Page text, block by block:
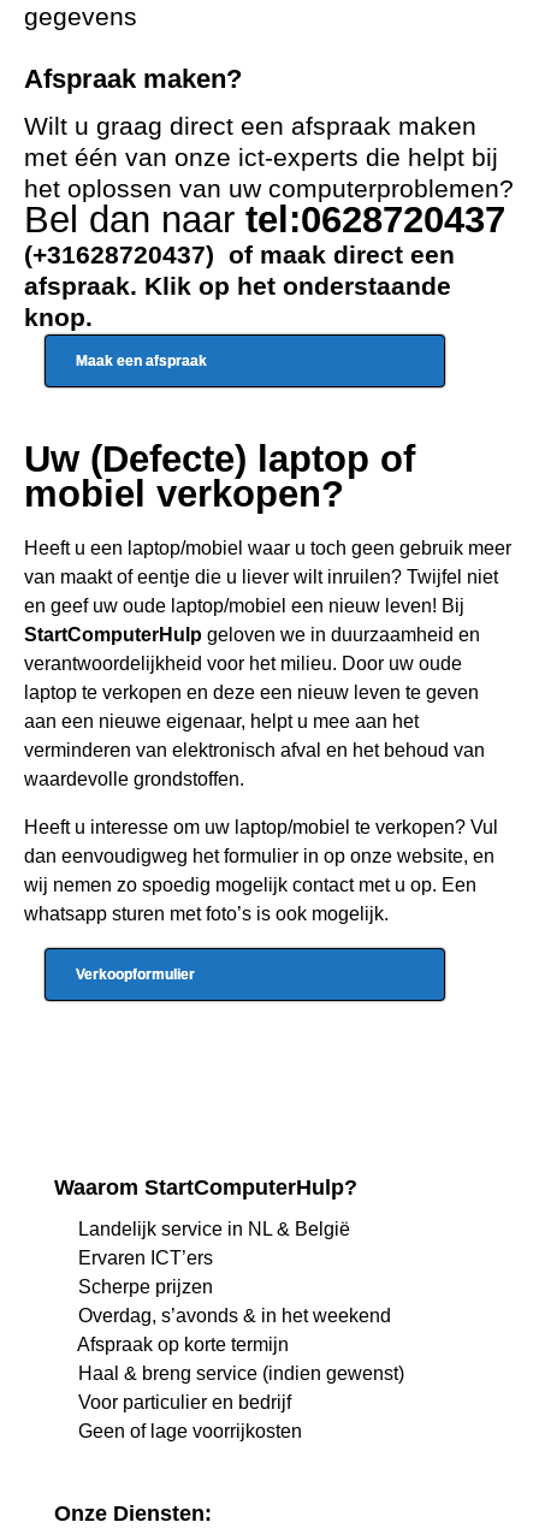
gegevens
Afspraak maken?
Wilt u graag direct een afspraak maken
met één van onze ict-experts die helpt bij
het oplossen van uw computerproblemen?
Bel dan naar tel:0628720437
(+31628720437) of maak direct een
afspraak. Klik op het onderstaande
knop.
Maak een afspraak
Uw (Defecte) laptop of
mobiel verkopen?
Heeft u een laptop/mobiel waar u toch geen gebruik meer
van maakt of eentje die u liever wilt inruilen? Twijfel niet
en geef uw oude laptop/mobiel een nieuw leven! Bij
StartComputerHulp geloven we in duurzaamheid en
verantwoordelijkheid voor het milieu. Door uw oude
laptop te verkopen en deze een nieuw leven te geven
aan een nieuwe eigenaar, helpt u mee aan het
verminderen van elektronisch afval en het behoud van
waardevolle grondstoffen.
Heeft u interesse om uw laptop/mobiel te verkopen? Vul
dan eenvoudigweg het formulier in op onze website, en
wij nemen zo spoedig mogelijk contact met u op. Een
whatsapp sturen met foto’s is ook mogelijk.
Verkoopformulier
Waarom StartComputerHulp?
Landelijk service in NL & België
Ervaren ICT’ers
Scherpe prijzen
Overdag, s’avonds & in het weekend
Afspraak op korte termijn
Haal & breng service (indien gewenst)
Voor particulier en bedrijf
Geen of lage voorrijkosten
Onze Diensten: